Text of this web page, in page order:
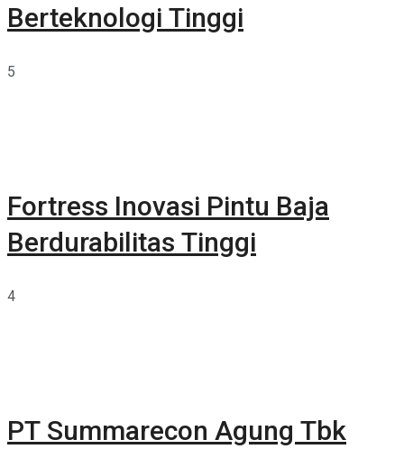
Berteknologi Tinggi
5
Fortress Inovasi Pintu Baja
Berdurabilitas Tinggi
4
PT Summarecon Agung Tbk